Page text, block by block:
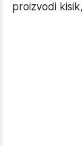
proizvodi